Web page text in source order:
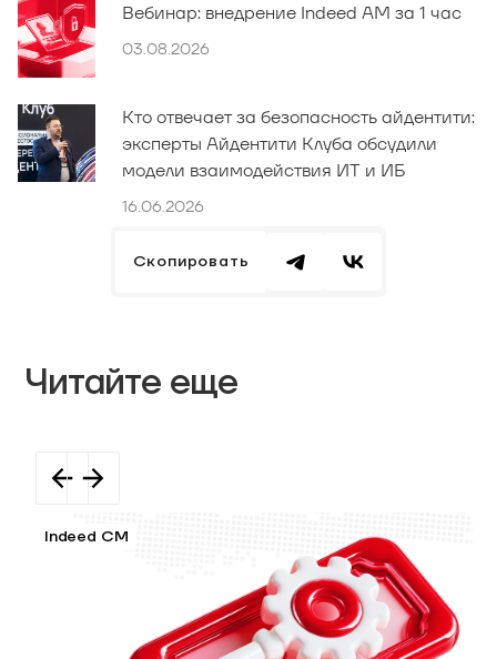
Вебинар: внедрение Indeed AM за 1 час
03.08.2026
Кто отвечает за безопасность айдентити:
эксперты Айдентити Клуба обсудили
модели взаимодействия ИТ и ИБ
16.06.2026
Скопировать
Читайте еще
Indeed CM